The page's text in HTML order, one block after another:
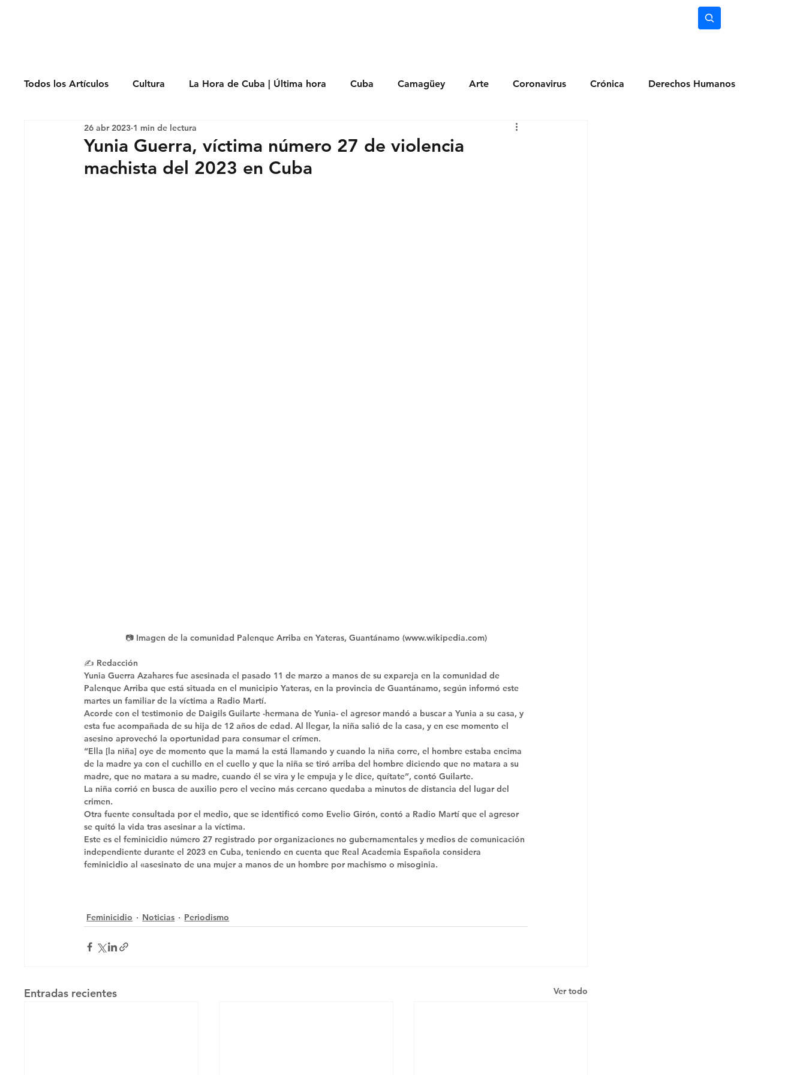
Todos los Artículos Cultura La Hora de Cuba | Última hora Cuba Camagüey Arte Coronavirus Crónica Derechos Humanos
Economía Feminicidio Entrevistas
Yunia Guerra, víctima número 27 de violencia
machista del 2023 en Cuba
26 abr 2023 1 min de lectura
📷 Imagen de la comunidad Palenque Arriba en Yateras, Guantánamo (www.wikipedia.com)
✍️ Redacción
Yunia Guerra Azahares fue asesinada el pasado 11 de marzo a manos de su expareja en la comunidad de
Palenque Arriba que está situada en el municipio Yateras, en la provincia de Guantánamo, según informó este
martes un familiar de la víctima a Radio Martí.
Acorde con el testimonio de Daigils Guilarte -hermana de Yunia- el agresor mandó a buscar a Yunia a su casa, y
esta fue acompañada de su hija de 12 años de edad. Al llegar, la niña salió de la casa, y en ese momento el
asesino aprovechó la oportunidad para consumar el crímen.
“Ella [la niña] oye de momento que la mamá la está llamando y cuando la niña corre, el hombre estaba encima
de la madre ya con el cuchillo en el cuello y que la niña se tiró arriba del hombre diciendo que no matara a su
madre, que no matara a su madre, cuando él se vira y le empuja y le dice, quítate”, contó Guilarte.
La niña corrió en busca de auxilio pero el vecino más cercano quedaba a minutos de distancia del lugar del
crimen.
Otra fuente consultada por el medio, que se identificó como Evelio Girón, contó a Radio Martí que el agresor
se quitó la vida tras asesinar a la víctima.
Este es el feminicidio número 27 registrado por organizaciones no gubernamentales y medios de comunicación
independiente durante el 2023 en Cuba, teniendo en cuenta que Real Academia Española considera
feminicidio al «asesinato de una mujer a manos de un hombre por machismo o misoginia.
Feminicidio Noticias Periodismo
Entradas recientes Ver todo